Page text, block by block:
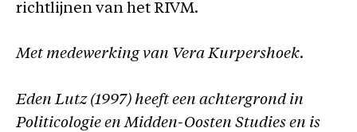
richtlijnen van het RIVM.
Met medewerking van Vera Kurpershoek.
Eden Lutz (1997) heeft een achtergrond in
Politicologie en Midden-Oosten Studies en is